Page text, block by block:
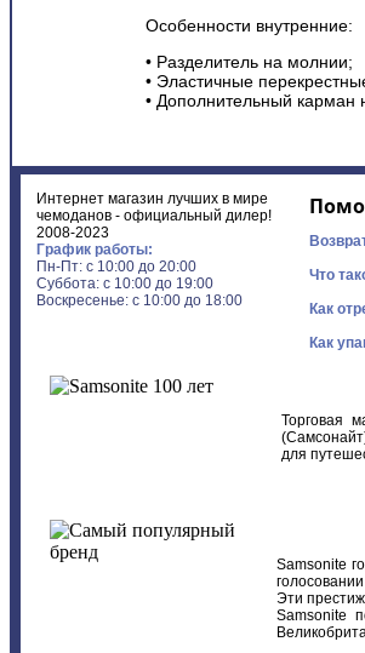
Особенности внутренние:
• Разделитель на молнии;
• Эластичные
• Дополнительный карман
Интернет магазин лучших в мире
чемоданов - официальный дилер!
2008-2023
График работы:
Пн-Пт: с 10:00 до 20:00
Суббота: с 10:00 до 19:00
Воскресенье: с 10:00 до 18:00
Что
Как
Как
Торговая
для
Samsonite
Эти
Samsonite